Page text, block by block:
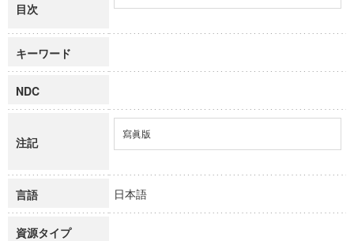
目次
キーワード
NDC
注記
寫眞版
言語 日本語
資源タイプ